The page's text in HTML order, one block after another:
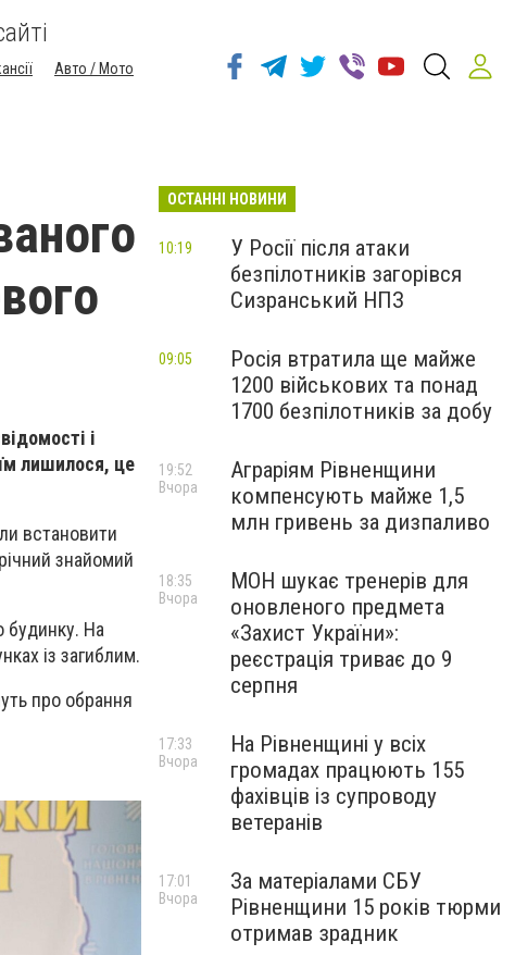
Авто / Мото
і
лишилося, це
встановити
знайомий
будинку. На
із загиблим.
про обрання
ОСТАННІ НОВИНИ
У Росії після атаки
безпілотників загорівся
Сизранський НПЗ
10:19
Росія втратила ще майже
1200 військових та понад
1700 безпілотників за добу
09:05
Аграріям Рівненщини
компенсують майже 1,5
млн гривень за дизпаливо
19:52
Вчора
МОН шукає тренерів для
оновленого предмета
«Захист України»:
реєстрація триває до 9
серпня
18:35
Вчора
На Рівненщині у всіх
громадах працюють 155
фахівців із супроводу
ветеранів
17:33
Вчора
За матеріалами СБУ
Рівненщини 15 років тюрми
отримав зрадник
17:01
Вчора